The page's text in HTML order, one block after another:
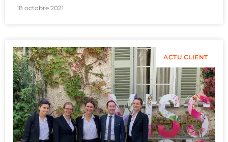
18 octobre 2021
ACTU CLIENT